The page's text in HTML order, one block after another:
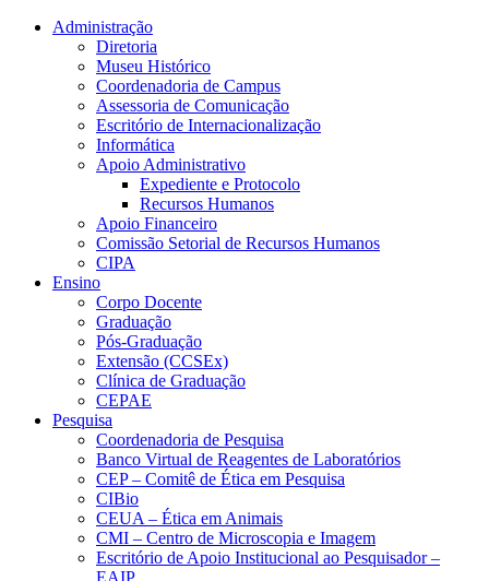
Conteúdo principal Menu principal
Administração
Diretoria
Museu Histórico
Coordenadoria de Campus
Assessoria de Comunicação
Escritório de Internacionalização
Informática
Apoio Administrativo
Expediente e Protocolo
Recursos Humanos
Apoio Financeiro
Comissão Setorial de Recursos Humanos
CIPA
Ensino
Corpo Docente
Graduação
Pós-Graduação
Extensão (CCSEx)
Clínica de Graduação
CEPAE
Pesquisa
Coordenadoria de Pesquisa
Banco Virtual de Reagentes de Laboratórios
CEP – Comitê de Ética em Pesquisa
CIBio
CEUA – Ética em Animais
CMI – Centro de Microscopia e Imagem
Escritório de Apoio Institucional ao Pesquisador –
EAIP